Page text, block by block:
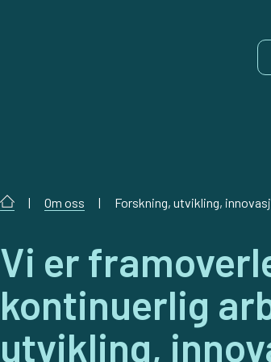
| Om oss | Forskning, utvikling,
Vi er
kontinuerlig
utvikling,